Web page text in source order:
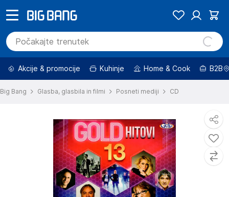
Akcije & promocije Kuhinje Home & Cook B2B
Big Bang Glasba, glasbila in filmi Posneti mediji CD